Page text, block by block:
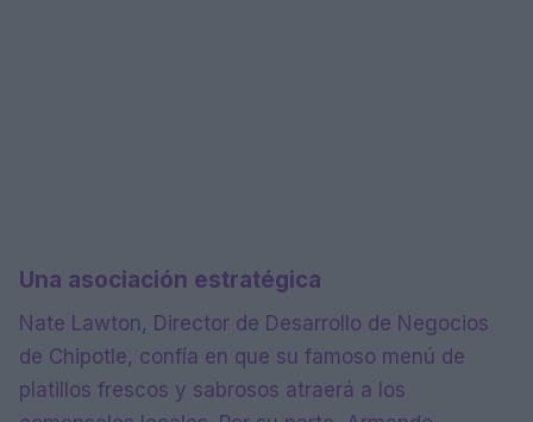
Una asociación estratégica
Nate Lawton, Director de Desarrollo de Negocios
de Chipotle, confía en que su famoso menú de
platillos frescos y sabrosos atraerá a los